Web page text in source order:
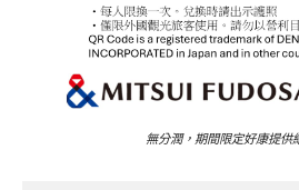
無分潤，期間限定好康提供